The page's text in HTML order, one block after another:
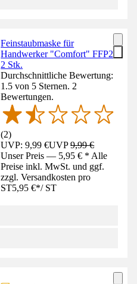
Feinstaubmaske für
Handwerker "Comfort" FFP2
2 Stk.
Durchschnittliche Bewertung:
1.5 von 5 Sternen. 2
Bewertungen.
(2)
UVP: 9,99 €UVP9,99 €
Unser Preis — 5,95 € * Alle
Preise inkl. MwSt. und ggf.
zzgl. Versandkosten pro
ST5,95 €*/ ST